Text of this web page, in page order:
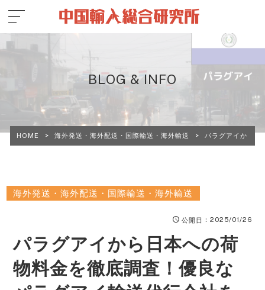
BLOG & INFO
HOME > 海外発送・海外配送・国際輸送・海外輸送 > パラグアイから日
海外発送・海外配送・国際輸送・海外輸送
公開日 ：2025/01/26
パラグアイから日本への荷
物料金を徹底調査！優良な